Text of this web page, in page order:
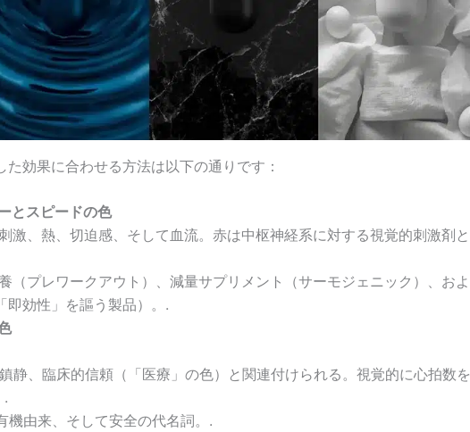
効果に合わせる方法は以下の通りです：
とスピードの色
刺激、熱、切迫感、そして血流。赤は中枢神経系に対する視覚的刺激剤と
（プレワークアウト）、減量サプリメント（サーモジェニック）、およ
即効性」を謳う製品）。.
静、臨床的信頼（「医療」の色）と関連付けられる。視覚的に心拍数を
.
機由来、そして安全の代名詞。.